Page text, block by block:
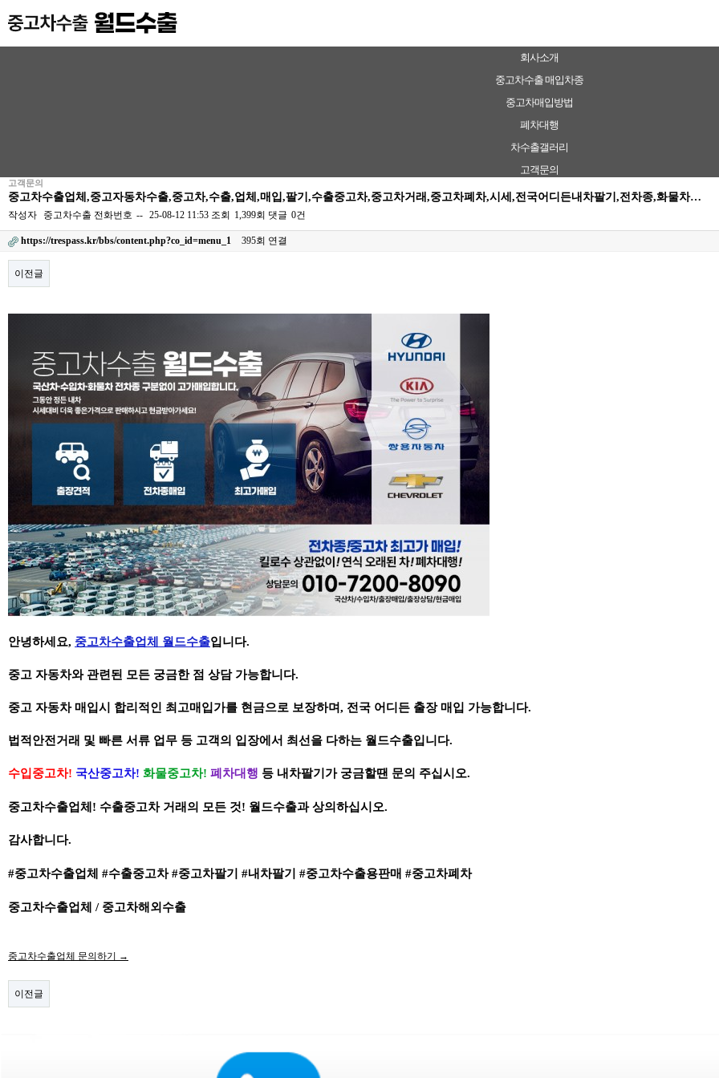
회사소개
중고차수출 매입차종
중고차매입방법
폐차대행
차수출갤러리
고객문의
고객문의
중고차수출업체,중고자동차수출,중고차,수출,업체,매입,팔기,수출중고차,중고차거래,중고차폐차,시세,전국어디든내차팔기,전차종,화물차…
작성자 중고차수출 전화번호 -- 25-08-12 11:53 조회 1,399회 댓글 0건
https://trespass.kr/bbs/content.php?co_id=menu_1 395회 연결
이전글
본문
안녕하세요, 중고차수출업체 월드수출입니다.
중고 자동차와 관련된 모든 궁금한 점 상담 가능합니다.
중고 자동차 매입시 합리적인 최고매입가를 현금으로 보장하며, 전국 어디든 출장 매입 가능합니다.
법적안전거래 및 빠른 서류 업무 등 고객의 입장에서 최선을 다하는 월드수출입니다.
수입중고차! 국산중고차! 화물중고차! 폐차대행 등 내차팔기가 궁금할땐 문의 주십시오.
중고차수출업체! 수출중고차 거래의 모든 것! 월드수출과 상의하십시오.
감사합니다.
#중고차수출업체 #수출중고차 #중고차팔기 #내차팔기 #중고차수출용판매 #중고차폐차
중고차수출업체 / 중고차해외수출
중고차수출업체 문의하기 →
이전글